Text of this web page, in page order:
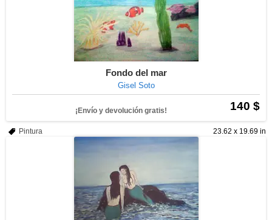
Fondo del mar
Gisel Soto
140 $
¡Envío y devolución gratis!
23.62 x 19.69 in
Pintura